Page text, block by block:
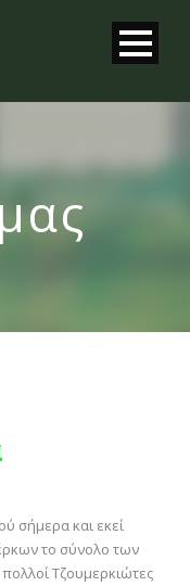
σήμερα και εκεί
το σύνολο των
Τζουμερκιώτες